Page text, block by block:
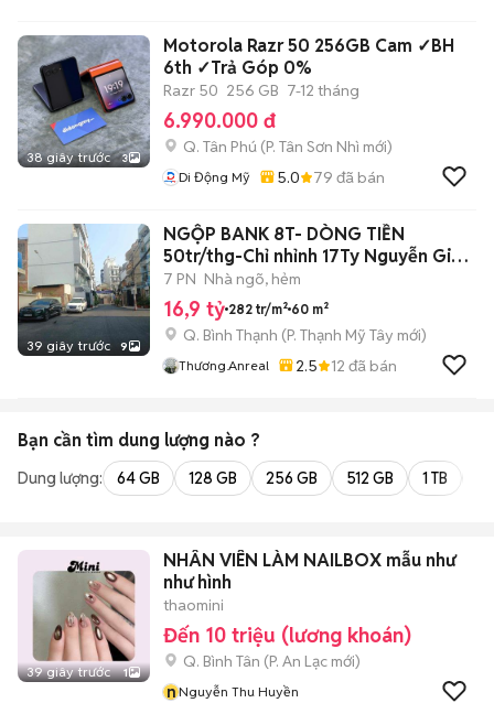
38 giây trước 3
Motorola Razr 50 256GB Cam ✓BH
6th ✓Trả Góp 0%
Razr 50 256 GB 7-12 tháng
6.990.000 đ
Q. Tân Phú (P. Tân Sơn Nhì mới)
Di Động Mỹ 5.0 79 đã bán
39 giây trước 9
NGỘP BANK 8T- DÒNG TIỀN
50tr/thg-Chỉ nhỉnh 17Ty Nguyễn Gia
Trí VIP
7 PN Nhà ngõ, hẻm
16,9 tỷ 282 tr/m² 60 m²
Q. Bình Thạnh (P. Thạnh Mỹ Tây mới)
Thương.anreal 2.5 12 đã bán
Bạn cần tìm dung lượng nào ?
Dung lượng: 64 GB 128 GB 256 GB 512 GB 1 TB
39 giây trước 1
NHÂN VIÊN LÀM NAILBOX mẫu như
như hình
thaomini
Đến 10 triệu (lương khoán)
Q. Bình Tân (P. An Lạc mới)
nNguyễn Thu Huyền